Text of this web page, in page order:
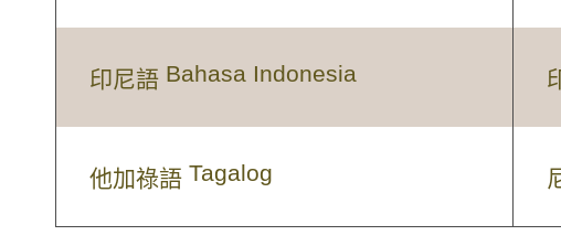
印尼語 Bahasa Indonesia
他加祿語 Tagalog